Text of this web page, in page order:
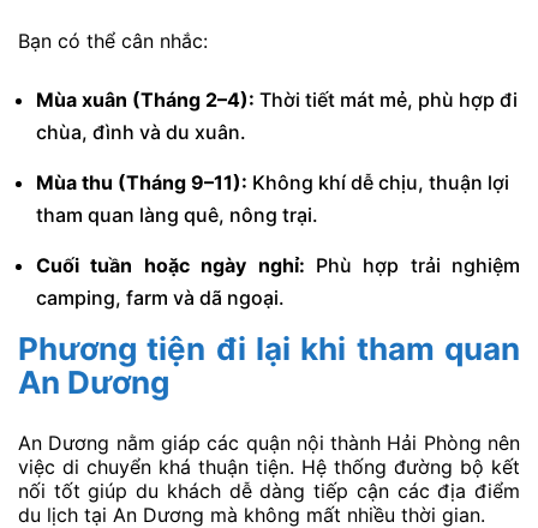
Bạn có thể cân nhắc:
Mùa xuân (Tháng 2–4): Thời tiết mát mẻ, phù hợp đi
chùa, đình và du xuân.
Mùa thu (Tháng 9–11): Không khí dễ chịu, thuận lợi
tham quan làng quê, nông trại.
Cuối tuần hoặc ngày nghỉ: Phù hợp trải nghiệm
camping, farm và dã ngoại.
Phương tiện đi lại khi tham quan
An Dương
An Dương nằm giáp các quận nội thành Hải Phòng nên
việc di chuyển khá thuận tiện. Hệ thống đường bộ kết
nối tốt giúp du khách dễ dàng tiếp cận các địa điểm
du lịch tại An Dương mà không mất nhiều thời gian.